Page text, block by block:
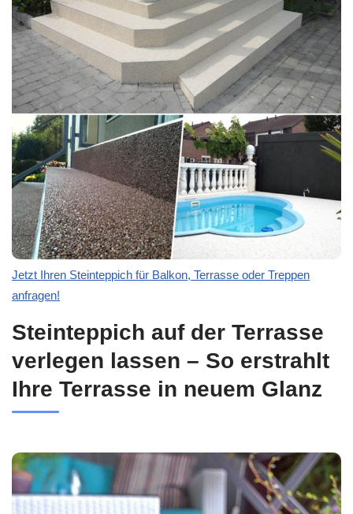
Jetzt Ihren Steinteppich für Balkon, Terrasse oder Treppen
anfragen!
Steinteppich auf der Terrasse
verlegen lassen – So erstrahlt
Ihre Terrasse in neuem Glanz